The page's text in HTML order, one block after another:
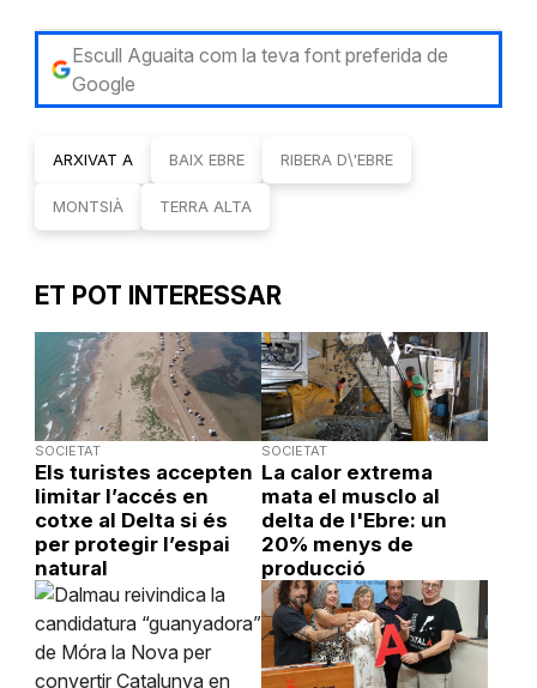
Escull Aguaita com la teva font preferida de
Google
ARXIVAT A BAIX EBRE RIBERA D\'EBRE
MONTSIÀ TERRA ALTA
ET POT INTERESSAR
SOCIETAT
Els turistes accepten
limitar l’accés en
cotxe al Delta si és
per protegir l’espai
natural
SOCIETAT
La calor extrema
mata el musclo al
delta de l'Ebre: un
20% menys de
producció